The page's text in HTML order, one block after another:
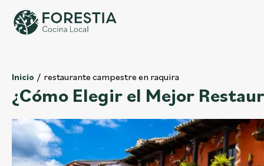
Inicio restaurante campestre en raquira
¿Cómo Elegir el Mejor